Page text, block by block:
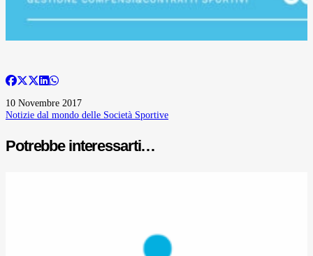
10 Novembre 2017
Notizie dal mondo delle Società Sportive
Potrebbe interessarti…